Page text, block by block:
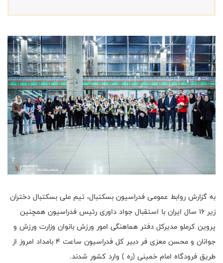
به گزارش روابط عمومی فدراسیون بسکتبال، تیم ملی بسکتبال دختران
زیر ۱۶ سال ایران با استقبال جواد داوری رئیس فدراسیون همچنین
پروین کرملو مدیرکل دفتر هماهنگی امور ورزش بانوان وزارت ورزش و
جوانان و محسن معزی فر دبیر کل فدراسیون ساعت ۴ بامداد امروز از
طریق فرودگاه امام خمینی (ره ) وارد کشور شدند.